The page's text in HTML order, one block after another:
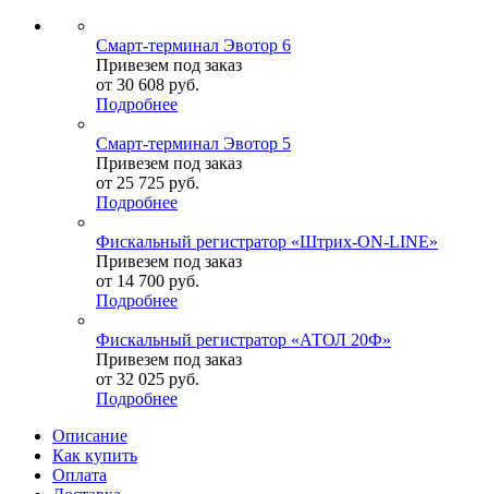
Смарт-терминал Эвотор 6
Привезем под заказ
от 30 608 руб.
Подробнее
Смарт-терминал Эвотор 5
Привезем под заказ
от 25 725 руб.
Подробнее
Фискальный регистратор «Штрих-ON-LINE»
Привезем под заказ
от 14 700 руб.
Подробнее
Фискальный регистратор «АТОЛ 20Ф»
Привезем под заказ
от 32 025 руб.
Подробнее
Описание
Как купить
Оплата